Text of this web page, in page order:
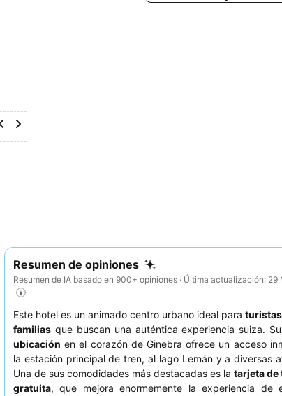
Resumen de opiniones
Resumen de IA basado en 900+ opiniones · Última actualización: 29
Este hotel es un animado centro urbano ideal para turistas
familias que buscan una auténtica experiencia suiza. Su
ubicación en el corazón de Ginebra ofrece un acceso
la estación principal de tren, al lago Lemán y a diversas
Una de sus comodidades más destacadas es la tarjeta
gratuita, que mejora enormemente la experiencia de